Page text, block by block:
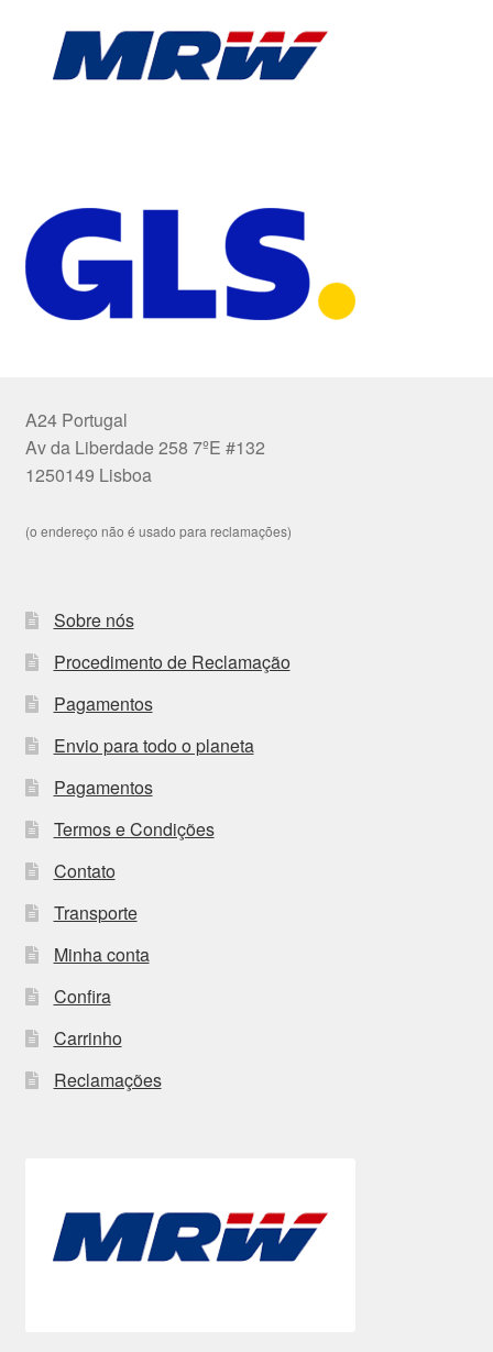
A24 Portugal
Av da Liberdade 258 7ºE #132
1250149 Lisboa
(o endereço não é usado para reclamações)
Sobre nós
Procedimento de Reclamação
Pagamentos
Envio para todo o planeta
Pagamentos
Termos e Condições
Contato
Transporte
Minha conta
Confira
Carrinho
Reclamações